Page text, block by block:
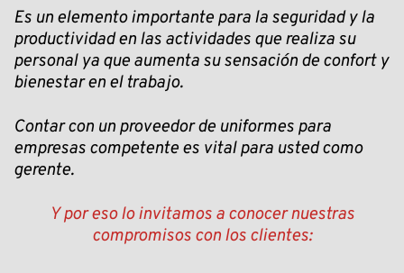
Es un elemento importante para la seguridad y la
productividad en las actividades que realiza su
personal ya que aumenta su sensación de confort y
bienestar en el trabajo.
Contar con un proveedor de uniformes para
empresas competente es vital para usted como
gerente.
Y por eso lo invitamos a conocer nuestras
compromisos con los clientes: